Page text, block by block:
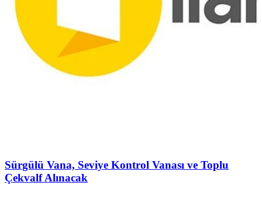
Sürgülü Vana, Seviye Kontrol Vanası ve Toplu
Çekvalf Alınacak